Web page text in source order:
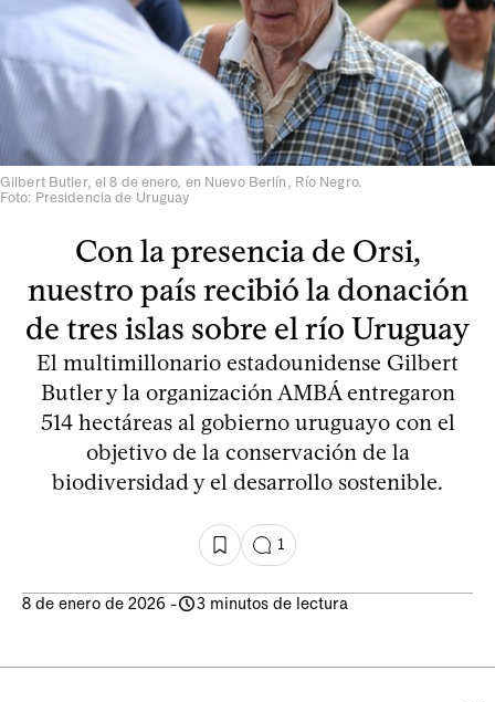
Gilbert Butler, el 8 de enero, en Nuevo Berlín, Río Negro.
Foto: Presidencia de Uruguay
Con la presencia de Orsi,
nuestro país recibió la donación
de tres islas sobre el río Uruguay
El multimillonario estadounidense Gilbert
Butler y la organización AMBÁ entregaron
514 hectáreas al gobierno uruguayo con el
objetivo de la conservación de la
biodiversidad y el desarrollo sostenible.
1
8 de enero de 2026 - 3 minutos de lectura